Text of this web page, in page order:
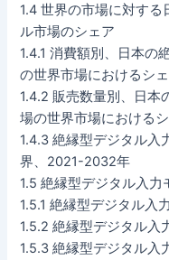
1.4 世界の市場に対す
ル市場のシェア
1.4.1 消費額別、日本の
の世界市場におけるシ
1.4.2 販売数量別、日本
場の世界市場における
1.4.3 絶縁型デジタル入
界、2021-2032年
1.5 絶縁型デジタル入力
1.5.1 絶縁型デジタル入
1.5.2 絶縁型デジタル入
1.5.3 絶縁型デジタル入